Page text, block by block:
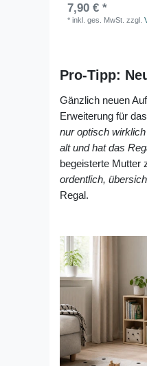
7,90 € *
*inkl. ges. MwSt. zzgl.
Pro-Tipp:
Gänzlich neuen
Erweiterung für
nur optisch
alt und hat das
begeisterte Mutter
ordentlich,
Regal.